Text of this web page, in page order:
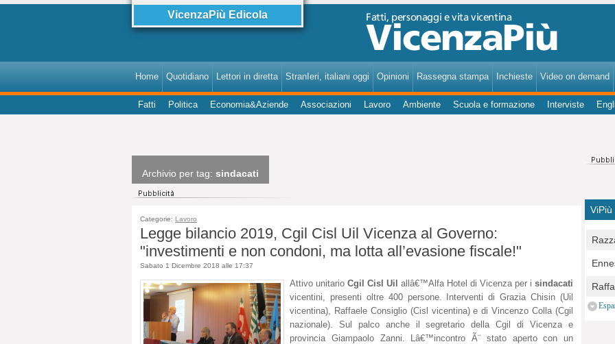
VicenzaPiù Edicola
Home Quotidiano Lettori in diretta StranIeri, italiani oggi Opinioni Rassegna stampa Inchieste Video on demand
Fatti Politica Economia&Aziende Associazioni Lavoro Ambiente Scuola e formazione Interviste
Archivio per tag: sindacati
Categorie: Lavoro
Legge bilancio 2019, Cgil Cisl Uil Vicenza al Governo:
"investimenti e non condoni, ma lotta all’evasione fiscale!"
Sabato 1 Dicembre 2018 alle 17:37
Attivo unitario Cgil Cisl Uil allâ€™Alfa Hotel di Vicenza per i sindacati
vicentini, presenti oltre 400 persone. Interventi di Grazia Chisin (Uil
vicentina), Raffaele Consiglio (Cisl vicentina) e di Vincenzo Colla (Cgil
nazionale). Sul palco anche il segretario della Cgil di Vicenza e
provincia Giampaolo Zanni. Lâ€™incontro Ã¨ stato aperto con un
ViPiù
per
E